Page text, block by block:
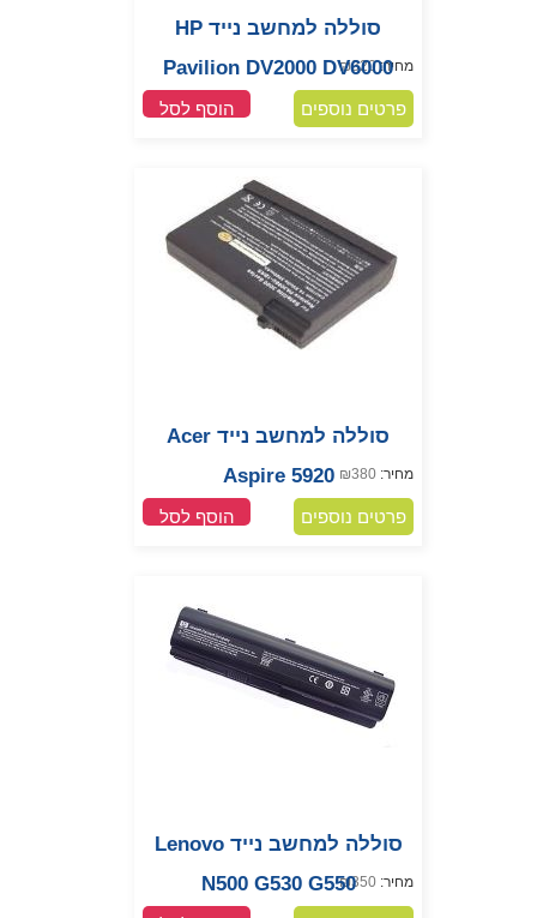
סוללה למחשב נייד HP
Pavilion DV2000 DV6000מחיר: ₪320
פרטים נוספים הוסף לסל
סוללה למחשב נייד Acer
Aspire 5920
מחיר: ₪380
פרטים נוספים הוסף לסל
סוללה למחשב נייד Lenovo
N500 G530 G550
מחיר: ₪350